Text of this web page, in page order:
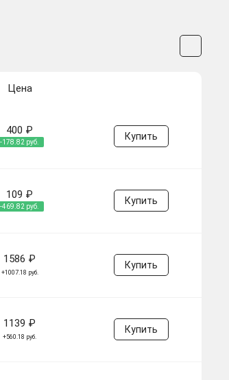
Цена
400 ₽
-178.82 руб.
Купить
109 ₽
-469.82 руб.
Купить
1586 ₽
+1007.18 руб.
Купить
1139 ₽
+560.18 руб.
Купить